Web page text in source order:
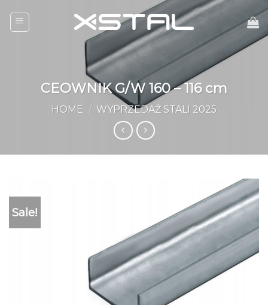
CEOWNIK G/W 160 – 116 cm
HOME / WYPRZEDAŻ STALI 2025
Sale!